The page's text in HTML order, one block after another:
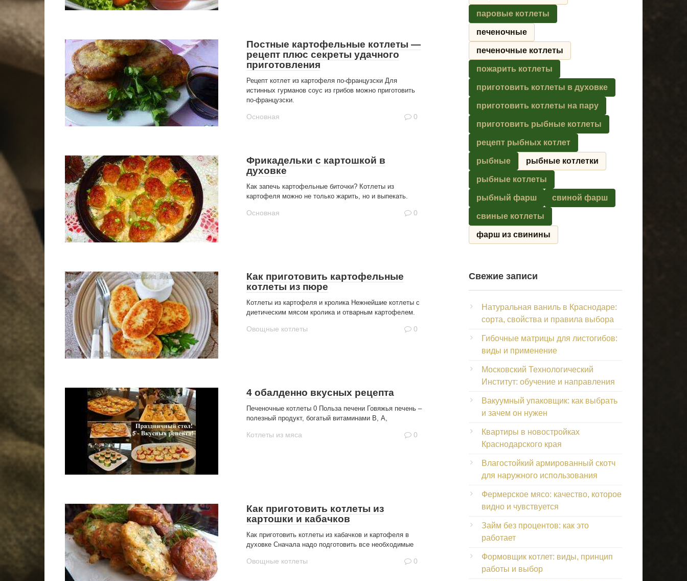
Постные картофельные котлеты —
рецепт плюс секреты удачного
приготовления
Рецепт котлет из картофеля по-французски Для
истинных гурманов соус из грибов можно приготовить
по-французски.
Основная 0
Фрикадельки с картошкой в
духовке
Как запечь картофельные биточки? Котлеты из
картофеля можно не только жарить, но и выпекать.
Основная 0
Как приготовить картофельные
котлеты из пюре
Котлеты из картофеля и кролика Нежнейшие котлеты с
диетическим мясом кролика и отварным картофелем.
Овощные котлеты 0
4 обалденно вкусных рецепта
Печеночные котлеты 0 Польза печени Говяжья печень –
полезный продукт, богатый витаминами В, A,
Котлеты из мяса 0
Как приготовить котлеты из
картошки и кабачков
Как приготовить котлеты из кабачков и картофеля в
духовке Сначала надо подготовить все необходимые
Овощные котлеты 0
паровые котлеты
печеночные
печеночные котлеты
пожарить котлеты
приготовить котлеты в духовке
приготовить котлеты на пару
приготовить рыбные котлеты
рецепт рыбных котлет
рыбные рыбные котлетки
рыбные котлеты
рыбный фарш свиной фарш
свиные котлеты
фарш из свинины
Свежие записи
Натуральная ваниль в Краснодаре:
сорта, свойства и правила выбора
Гибочные матрицы для листогибов:
виды и применение
Московский Технологический
Институт: обучение и направления
Вакуумный упаковщик: как выбрать
и зачем он нужен
Квартиры в новостройках
Краснодарского края
Влагостойкий армированный скотч
для наружного использования
Фермерское мясо: качество, которое
видно и чувствуется
Займ без процентов: как это
работает
Формовщик котлет: виды, принцип
работы и выбор